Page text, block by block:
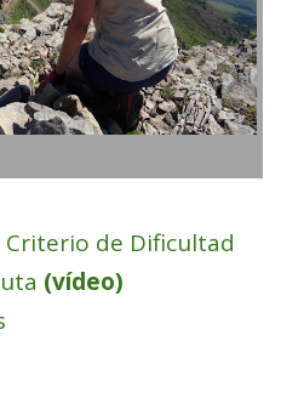
Criterio de Dificultad
(vídeo)